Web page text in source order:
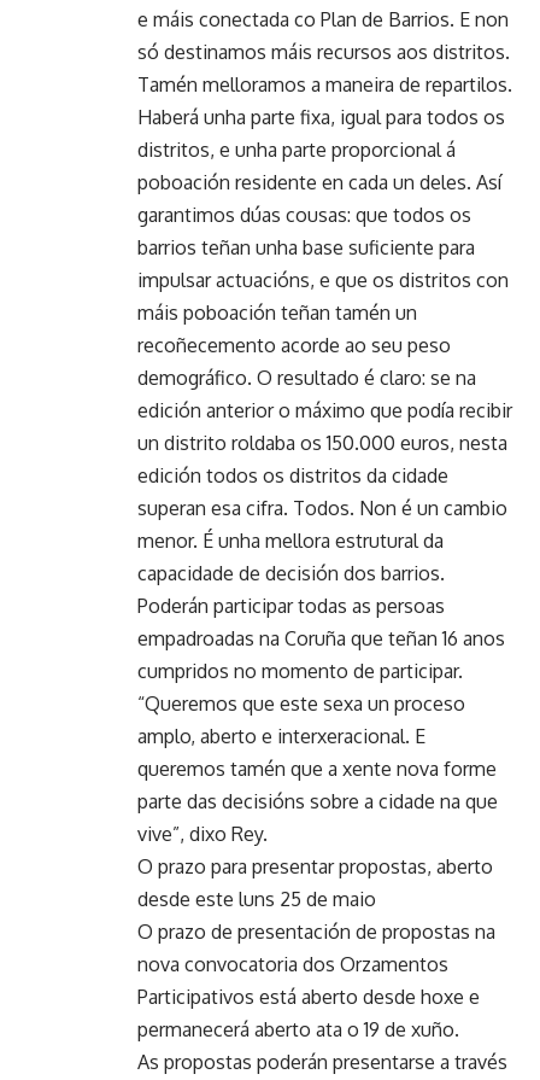
e máis conectada co Plan de Barrios. E non
só destinamos máis recursos aos distritos.
Tamén melloramos a maneira de repartilos.
Haberá unha parte fixa, igual para todos os
distritos, e unha parte proporcional á
poboación residente en cada un deles. Así
garantimos dúas cousas: que todos os
barrios teñan unha base suficiente para
impulsar actuacións, e que os distritos con
máis poboación teñan tamén un
recoñecemento acorde ao seu peso
demográfico. O resultado é claro: se na
edición anterior o máximo que podía recibir
un distrito roldaba os 150.000 euros, nesta
edición todos os distritos da cidade
superan esa cifra. Todos. Non é un cambio
menor. É unha mellora estrutural da
capacidade de decisión dos barrios.
Poderán participar todas as persoas
empadroadas na Coruña que teñan 16 anos
cumpridos no momento de participar.
“Queremos que este sexa un proceso
amplo, aberto e interxeracional. E
queremos tamén que a xente nova forme
parte das decisións sobre a cidade na que
vive”, dixo Rey.
O prazo para presentar propostas, aberto
desde este luns 25 de maio
O prazo de presentación de propostas na
nova convocatoria dos Orzamentos
Participativos está aberto desde hoxe e
permanecerá aberto ata o 19 de xuño.
As propostas poderán presentarse a través